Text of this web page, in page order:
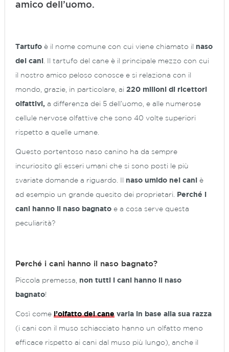
amico dell’uomo.
Tartufo è il nome comune con cui viene chiamato il naso
dei cani . Il tartufo del cane è il principale mezzo con cui
il nostro amico peloso conosce e si relaziona con il
mondo, grazie, in particolare, ai 220 milioni di ricettori
olfattivi, a differenza dei 5 dell’uomo, e alle numerose
cellule nervose olfattive che sono 40 volte superiori
rispetto a quelle umane.
Questo portentoso naso canino ha da sempre
incuriosito gli esseri umani che si sono posti le più
svariate domande a riguardo. Il naso umido nei cani è
ad esempio un grande quesito dei proprietari. Perché i
cani hanno il naso bagnato e a cosa serve questa
peculiarità?
Perché i cani hanno il naso bagnato?
Piccola premessa, non tutti i cani hanno il naso
bagnato!
Così come l’olfatto del cane varia in base alla sua razza
(i cani con il muso schiacciato hanno un olfatto meno
efficace rispetto ai cani dal muso più lungo), anche il